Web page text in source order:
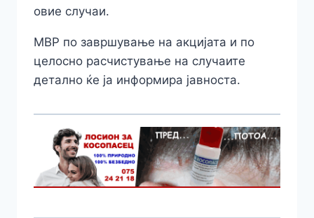
овие случаи.
МВР по завршување на акцијата и по
целосно расчистување на случаите
детално ќе ја информира јавноста.